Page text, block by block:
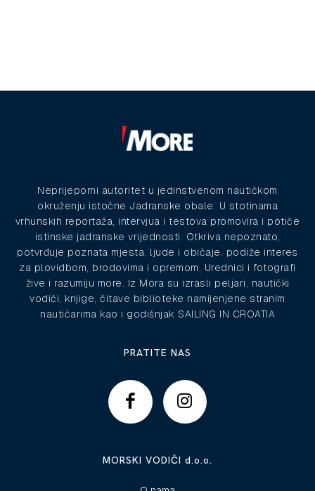
Neprijeporni autoritet u jedinstvenom nautičkom
okruženju istočne Jadranske obale. U stotinama
vrhunskih reportaža, intervjua i testova promovira i potiče
istinske jadranske vrijednosti. Otkriva nepoznato,
potvrđuje poznata mjesta, ljude i običaje, podiže interes
za plovidbom, brodovima i opremom. Urednici i fotografi
žive i razumiju more. Iz Mora su izrasli peljari, nautički
vodiči, knjige, čitave biblioteke namijenjene stranim
nautičarima kao i godišnjak SAILING IN CROATIA
PRATITE NAS
MORSKI VODIČI d.o.o.